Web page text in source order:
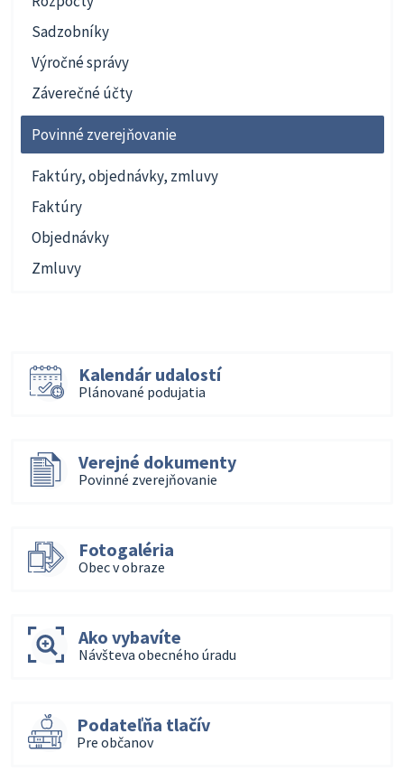
Sadzobníky
Výročné správy
Záverečné účty
Povinné zverejňovanie
Faktúry, objednávky, zmluvy
Faktúry
Objednávky
Zmluvy
Kalendár udalostí
Plánované podujatia
Verejné dokumenty
Povinné zverejňovanie
Fotogaléria
Obec v obraze
Ako vybavíte
Návšteva obecného úradu
Podateľňa tlačív
Pre občanov